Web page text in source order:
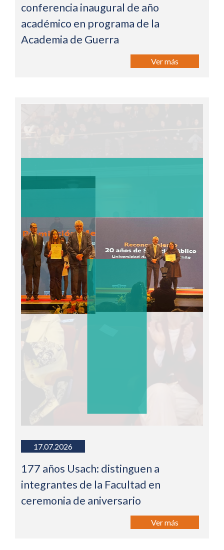
conferencia inaugural de año
académico en programa de la
Academia de Guerra
Ver más
17.07.2026
177 años Usach: distinguen a
integrantes de la Facultad en
ceremonia de aniversario
Ver más